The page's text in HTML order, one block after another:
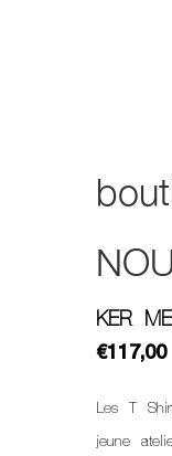
KER
€117,00
Les T
jeune